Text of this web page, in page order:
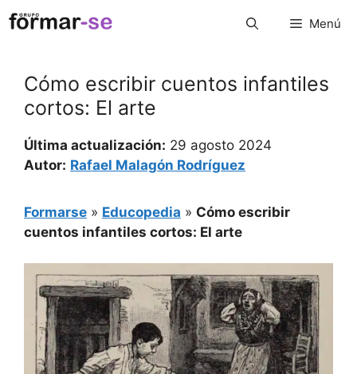
Saltar
al
Menú
Cómo escribir cuentos infantiles
cortos: El arte
Última actualización: 29 agosto 2024
Autor: Rafael Malagón Rodríguez
Formarse » Educopedia » Cómo escribir
cuentos infantiles cortos: El arte